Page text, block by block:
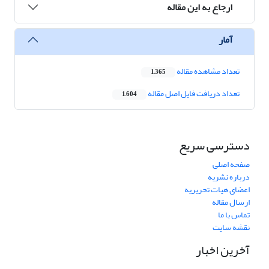
ارجاع به این مقاله
آمار
تعداد مشاهده مقاله 1,365
تعداد دریافت فایل اصل مقاله 1,604
دسترسی سریع
صفحه اصلی
درباره نشریه
اعضای هیات تحریریه
ارسال مقاله
تماس با ما
نقشه سایت
آخرین اخبار